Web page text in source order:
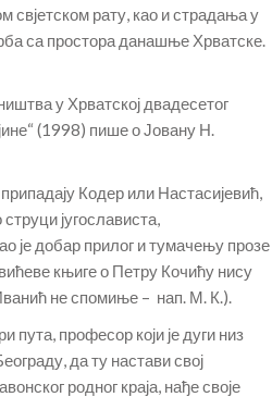
свјетском рату, као и страдања у
са простора данашње Хрватске.
у Хрватској двадесетог
(1998) пише о Јовану Н.
припадају Кодер или Настасијевић,
југослависта,
је добар прилог и тумачењу прозе
књиге о Петру Кочићу нису
не спомиње – нап. М. К.).
професор који је дуги низ
да ту настави свој
родног краја, нађе своје